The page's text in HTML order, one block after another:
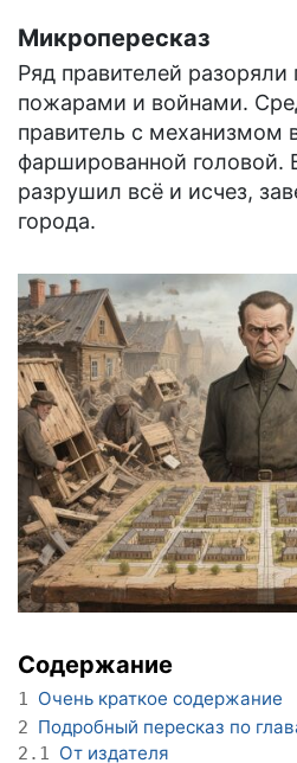
Микропересказ
Ряд правителей разоряли
пожарами и войнами.
правитель с механизмом
фаршированной головой.
разрушил всё и исчез,
города.
Содержание
1 Очень краткое содержание
2 Подробный пересказ по
2.1 От издателя